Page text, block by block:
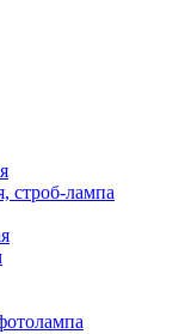
строб-лампа